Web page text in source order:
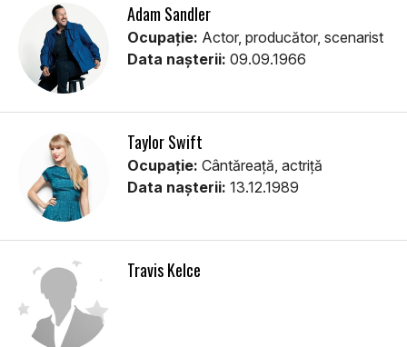
Adam Sandler
Ocupație: Actor, producător, scenarist
Data nașterii: 09.09.1966
Taylor Swift
Ocupație: Cântăreață, actriță
Data nașterii: 13.12.1989
Travis Kelce